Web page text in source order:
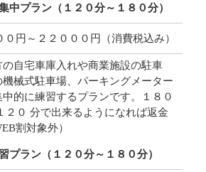
中プラン（１２０分～１８０分）
０円～２２０００円（消費税込み）
自宅車庫入れや商業施設の駐車
械式駐車場、パーキングメーター
的に練習するプランです。１８０
２０ 分で出来るようになれば返金
割対象外）
プラン（１２０分～１８０分）